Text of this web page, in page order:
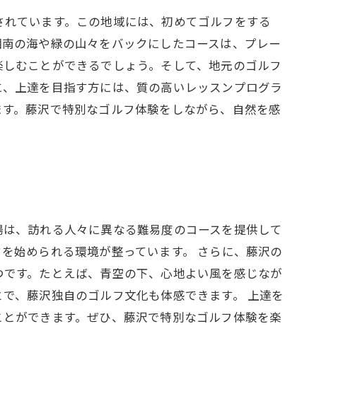
ています。この地域には、初めてゴルフをする
の海や緑の山々をバックにしたコースは、プレー
むことができるでしょう。そして、地元のゴルフ
上達を目指す方には、質の高いレッスンプログラ
。藤沢で特別なゴルフ体験をしながら、自然を感
、訪れる人々に異なる難易度のコースを提供して
始められる環境が整っています。 さらに、藤沢の
す。たとえば、青空の下、心地よい風を感じなが
、藤沢独自のゴルフ文化も体感できます。 上達を
ができます。ぜひ、藤沢で特別なゴルフ体験を楽